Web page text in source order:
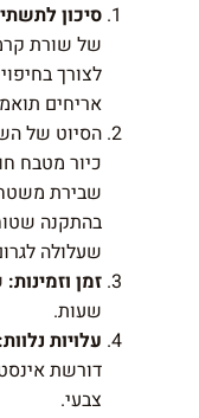
סיכון
של שורת
לצורך
אריחים
הסיוט של
כיור מטבח
שבירת משטח
בהתקנה
שעלולה
זמן וזמינות:
שעות.
עלויות נלוות:
דורשת
צבעי.